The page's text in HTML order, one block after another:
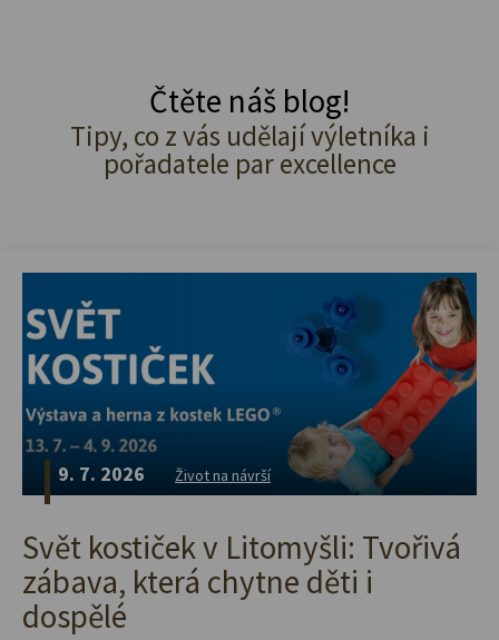
Čtěte náš blog!
Tipy, co z vás udělají výletníka i
pořadatele par excellence
9. 7. 2026 Život na návrší
Svět kostiček v Litomyšli: Tvořivá
zábava, která chytne děti i
dospělé